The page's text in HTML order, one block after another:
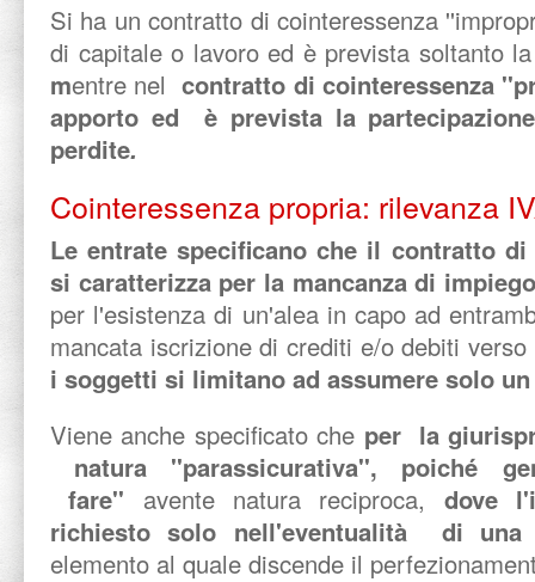
Si ha un contratto di cointeressenza
di capitale o lavoro ed è prevista soltanto
mentre nelcontratto di cointeressenza
apporto ed è prevista la
perdite.
Cointeressenza propria: rilevanza
Le entrate specificano che il contratto di
si caratterizza per la mancanza di
per l'esistenza di un'alea in capo ad
mancata iscrizione di crediti e/o debiti
i soggetti si limitano ad assumere solo
Viene anche specificato che per la
natura ''parassicurativa'', poiché
fare'' avente natura reciproca, dove
richiesto solo nell'eventualità di
elemento al quale discende il